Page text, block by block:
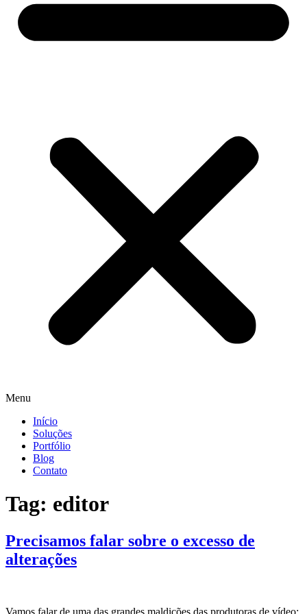
Menu
Início
Soluções
Portfólio
Blog
Contato
Tag: editor
Precisamos falar sobre o excesso de
alterações
Vamos falar de uma das grandes maldições das produtoras de vídeo: